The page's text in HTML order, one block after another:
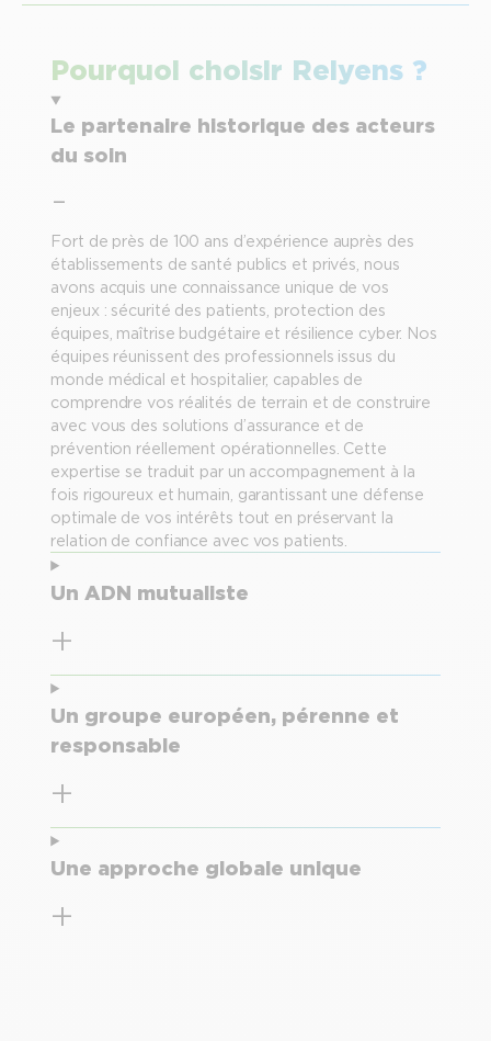
Pourquoi choisir Relyens ?
Le partenaire historique des acteurs
du soin
Fort de près de 100 ans d’expérience auprès des
établissements de santé publics et privés, nous
avons acquis une connaissance unique de vos
enjeux : sécurité des patients, protection des
équipes, maîtrise budgétaire et résilience cyber. Nos
équipes réunissent des professionnels issus du
monde médical et hospitalier, capables de
comprendre vos réalités de terrain et de construire
avec vous des solutions d’assurance et de
prévention réellement opérationnelles. Cette
expertise se traduit par un accompagnement à la
fois rigoureux et humain, garantissant une défense
optimale de vos intérêts tout en préservant la
relation de confiance avec vos patients.
Un ADN mutualiste
Un groupe européen, pérenne et
responsable
Une approche globale unique